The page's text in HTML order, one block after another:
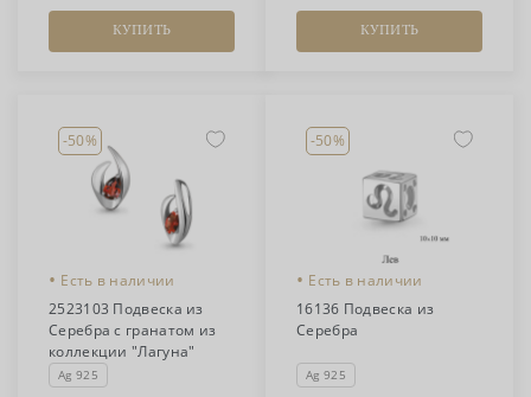
КУПИТЬ КУПИТЬ
-50%
• Есть в наличии
2523103 Подвеска из
Серебра с гранатом из
коллекции "Лагуна"
Ag 925
-50%
• Есть в наличии
16136 Подвеска из
Серебра
Ag 925